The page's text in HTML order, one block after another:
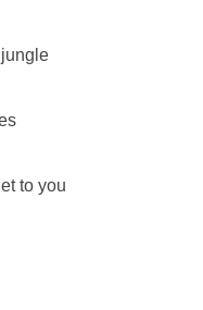
to you